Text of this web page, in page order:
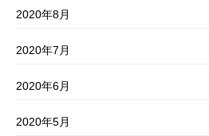
2020年8月
2020年7月
2020年6月
2020年5月